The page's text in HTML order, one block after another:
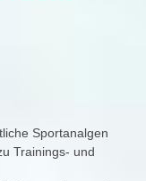
Sportanalgen
Trainings- und